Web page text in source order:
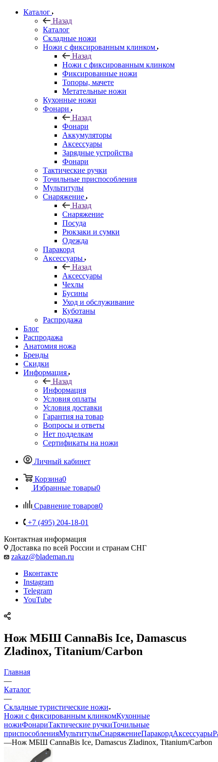
Каталог
Назад
Каталог
Складные ножи
Ножи с фиксированным клинком
Назад
Ножи с фиксированным клинком
Фиксированные ножи
Топоры, мачете
Метательные ножи
Кухонные ножи
Фонари
Назад
Фонари
Аккумуляторы
Аксессуары
Зарядные устройства
Фонари
Тактические ручки
Точильные приспособления
Мультитулы
Снаряжение
Назад
Снаряжение
Посуда
Рюкзаки и сумки
Одежда
Паракорд
Аксессуары
Назад
Аксессуары
Чехлы
Бусины
Уход и обслуживание
Куботаны
Распродажа
Блог
Распродажа
Анатомия ножа
Бренды
Скидки
Информация
Назад
Информация
Условия оплаты
Условия доставки
Гарантия на товар
Вопросы и ответы
Нет подделкам
Сертификаты на ножи
Личный кабинет
Корзина0
Избранные товары0
Сравнение товаров0
+7 (495) 204-18-01
Контактная информация
Доставка по всей России и странам СНГ
zakaz@blademan.ru
Вконтакте
Instagram
Telegram
YouTube
Нож МБШ CannaBis Ice, Damascus
Zladinox, Titanium/Carbon
Главная
—
Каталог
—
Складные туристические ножи
Ножи с фиксированным клинкомКухонные
ножиФонариТактические ручкиТочильные
приспособленияМультитулыСнаряжениеПаракордАксессуары
—Нож МБШ CannaBis Ice, Damascus Zladinox, Titanium/Carbon